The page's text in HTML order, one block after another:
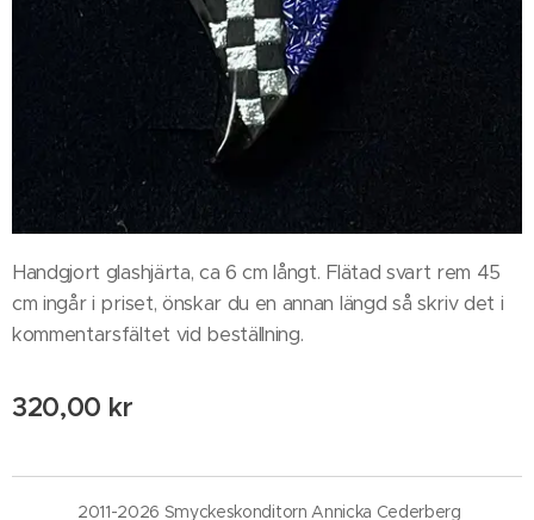
Handgjort glashjärta, ca 6 cm långt. Flätad svart rem 45
cm ingår i priset, önskar du en annan längd så skriv det i
kommentarsfältet vid beställning.
320,00 kr
2011-2026 Smyckeskonditorn Annicka Cederberg